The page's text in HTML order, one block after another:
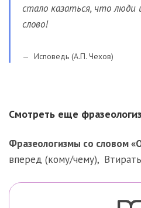
стало казаться, что люди
слово!
Исповедь (А.П. Чехов)
Смотреть еще
Фразеологизмы со словом «
вперед (кому/чему),